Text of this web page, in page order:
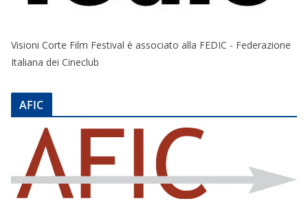
Visioni Corte Film Festival è associato alla FEDIC - Federazione
Italiana dei Cineclub
AFIC